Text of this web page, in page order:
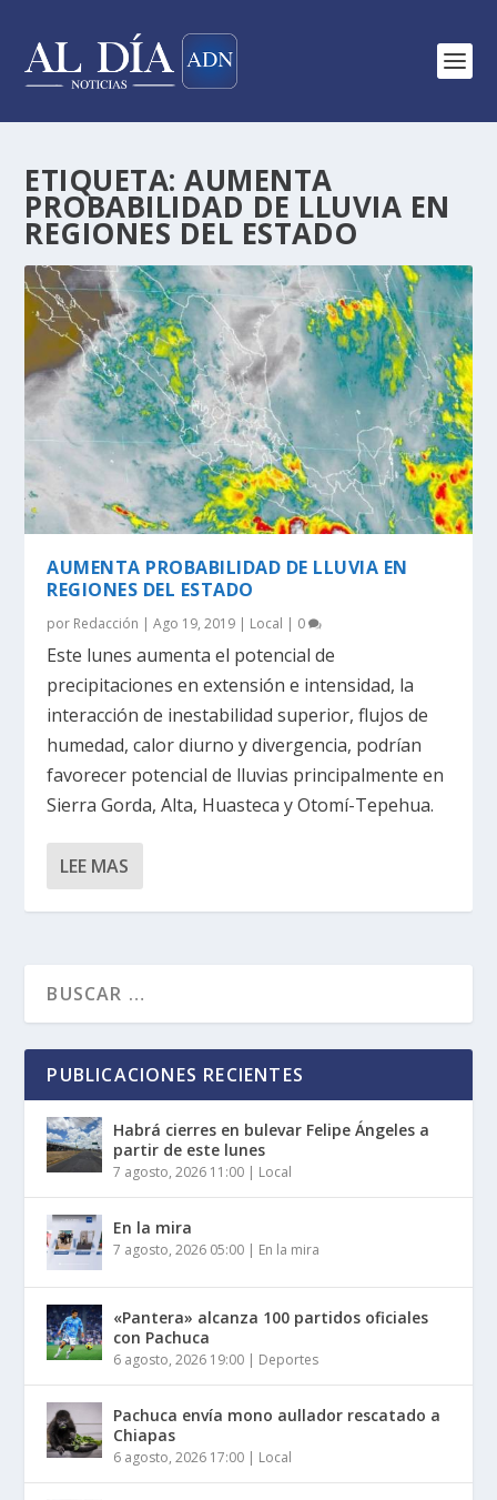
ETIQUETA:AUMENTA
PROBABILIDAD DE LLUVIA EN
REGIONES DEL ESTADO
AUMENTA PROBABILIDAD DE LLUVIA EN
REGIONES DEL ESTADO
por Redacción |Ago 19, 2019 | Local | 0
Este lunes aumenta el potencial de
precipitaciones en extensión e intensidad, la
interacción de inestabilidad superior, flujos de
humedad, calor diurno y divergencia, podrían
favorecer potencial de lluvias principalmente en
Sierra Gorda, Alta, Huasteca y Otomí-Tepehua.
LEE MAS
PUBLICACIONES RECIENTES
Habrá cierres en bulevar Felipe Ángeles a
partir de este lunes
7 agosto, 2026 11:00 | Local
En la mira
7 agosto, 2026 05:00 | En la mira
«Pantera» alcanza 100 partidos oficiales
con Pachuca
6 agosto, 2026 19:00 | Deportes
Pachuca envía mono aullador rescatado a
Chiapas
6 agosto, 2026 17:00 | Local